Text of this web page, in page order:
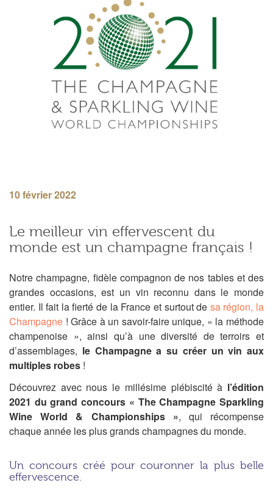
10 février 2022
Le meilleur vin effervescent du
monde est un champagne français !
Notre champagne, fidèle compagnon de nos tables et des
grandes occasions, est un vin reconnu dans le monde
entier. Il fait la fierté de la France et surtout de sa région, la
Champagne ! Grâce à un savoir-faire unique, « la méthode
champenoise », ainsi qu’à une diversité de terroirs et
d’assemblages, le Champagne a su créer un vin aux
multiples robes !
Découvrez avec nous le millésime plébiscité à l’édition
2021 du grand concours « The Champagne Sparkling
Wine World & Championships », qui récompense
chaque année les plus grands champagnes du monde.
Un concours créé pour couronner la plus belle
effervescence.